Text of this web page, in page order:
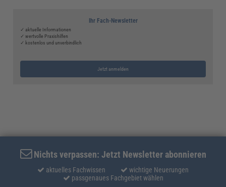
Ihr Fach-Newsletter
✓ aktuelle Informationen
✓ wertvolle Praxishilfen
✓ kostenlos und unverbindlich
Jetzt anmelden
Nichts verpassen: Jetzt Newsletter abonnieren
aktuelles Fachwissen
wichtige Neuerungen
passgenaues Fachgebiet wählen